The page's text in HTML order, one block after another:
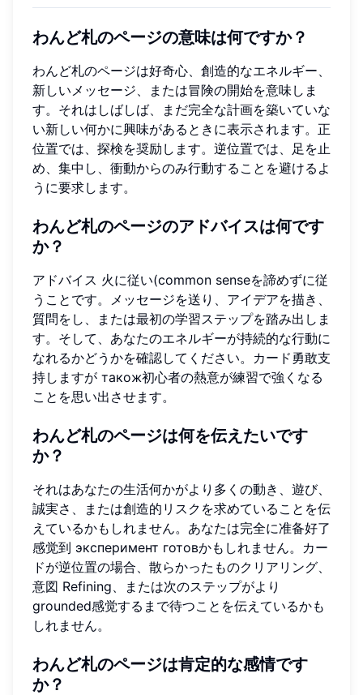
わんど札のページの意味は何ですか？
わんど札のページは好奇心、創造的なエネルギー、
新しいメッセージ、または冒険の開始を意味しま
す。それはしばしば、まだ完全な計画を築いていな
い新しい何かに興味があるときに表示されます。正
位置では、探検を奨励します。逆位置では、足を止
め、集中し、衝動からのみ行動することを避けるよ
うに要求します。
わんど札のページのアドバイスは何です
か？
アドバイス 火に従い(common senseを諦めずに従
うことです。メッセージを送り、アイデアを描き、
質問をし、または最初の学習ステップを踏み出しま
す。そして、あなたのエネルギーが持続的な行動に
なれるかどうかを確認してください。カード勇敢支
持しますが також初心者の熱意が練習で強くなる
ことを思い出させます。
わんど札のページは何を伝えたいです
か？
それはあなたの生活何かがより多くの動き、遊び、
誠実さ、または創造的リスクを求めていることを伝
えているかもしれません。あなたは完全に准备好了
感觉到 эксперимент готовかもしれません。カー
ドが逆位置の場合、散らかったものクリアリング、
意図 Refining、または次のステップがより
grounded感觉するまで待つことを伝えているかも
しれません。
わんど札のページは肯定的な感情です
か？